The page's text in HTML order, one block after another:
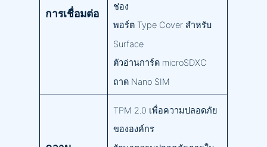
การเชื่อมต่อ
ช่อง
พอร์ต Type Cover สำหรับ
Surface
ตัวอ่านการ์ด microSDXC
ถาด Nano SIM
TPM 2.0 เพื่อความปลอดภัย
ขององค์กร